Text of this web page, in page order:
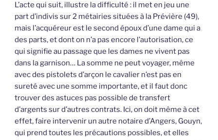
L’acte qui suit, illustre la difficulté : il met en jeu une
part d’indivis sur 2 métairies situées à la Prévière (49),
mais l’acquéreur est le second époux d’une dame qui a
des parts, et dont on n’a pas encore l’autorisation, ce
qui signifie au passage que les dames ne vivent pas
dans la garnison… La somme ne peut voyager, même
avec des pistolets d’arçon le cavalier n’est pas en
sureté avec une somme importante, et il faut donc
trouver des astuces pas possible de transfert
d’argents sur d’autres contrats. Ici, on doit même à cet
effet, faire intervenir un autre notaire d’Angers, Gouyn,
qui prend toutes les précautions possibles, et elles